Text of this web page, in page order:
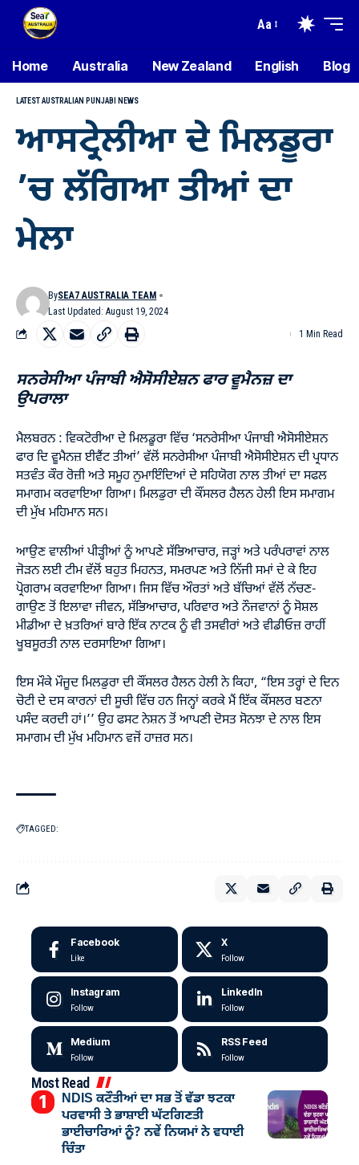
Aa
Home Australia New Zealand English Blog
LATEST AUSTRALIAN PUNJABI NEWS
ਆਸਟ੍ਰੇਲੀਆ ਦੇ ਮਿਲਡੂਰਾ
’ਚ ਲੱਗਿਆ ਤੀਆਂ ਦਾ
ਮੇਲਾ
Last Updated: August 19, 2024
BySEA7 AUSTRALIA TEAM
1 Min Read
ਸਨਰੇਸੀਆ ਪੰਜਾਬੀ ਐਸੋਸੀਏਸ਼ਨ ਫਾਰ ਵੂਮੈਨਜ਼ ਦਾ
ਉਪਰਾਲਾ
ਮੈਲਬਰਨ : ਵਿਕਟੋਰੀਆ ਦੇ ਮਿਲਡੂਰਾ ਵਿੱਚ ‘ਸਨਰੇਸੀਆ ਪੰਜਾਬੀ ਐਸੋਸੀਏਸ਼ਨ
ਫਾਰ ਦਿ ਵੂਮੈਨਜ਼ ਈਵੈਂਟ ਤੀਆਂ’ ਵੱਲੋਂ ਸਨਰੇਸੀਆ ਪੰਜਾਬੀ ਐਸੋਸੀਏਸ਼ਨ ਦੀ ਪ੍ਰਧਾਨ
ਸਤਵੰਤ ਕੌਰ ਰੋਜ਼ੀ ਅਤੇ ਸਮੂਹ ਨੁਮਾਇੰਦਿਆਂ ਦੇ ਸਹਿਯੋਗ ਨਾਲ ਤੀਆਂ ਦਾ ਸਫਲ
ਸਮਾਗਮ ਕਰਵਾਇਆ ਗਿਆ। ਮਿਲਡੁਰਾ ਦੀ ਕੌਂਸਲਰ ਹੈਲਨ ਹੇਲੀ ਇਸ ਸਮਾਗਮ
ਦੀ ਮੁੱਖ ਮਹਿਮਾਨ ਸਨ।
ਆਉਣ ਵਾਲੀਆਂ ਪੀੜ੍ਹੀਆਂ ਨੂੰ ਆਪਣੇ ਸੱਭਿਆਚਾਰ, ਜੜ੍ਹਾਂ ਅਤੇ ਪਰੰਪਰਾਵਾਂ ਨਾਲ
ਜੋੜਨ ਲਈ ਟੀਮ ਵੱਲੋਂ ਬਹੁਤ ਮਿਹਨਤ, ਸਮਰਪਣ ਅਤੇ ਨਿੱਜੀ ਸਮਾਂ ਦੇ ਕੇ ਇਹ
ਪ੍ਰੋਗਰਾਮ ਕਰਵਾਇਆ ਗਿਆ। ਜਿਸ ਵਿੱਚ ਔਰਤਾਂ ਅਤੇ ਬੱਚਿਆਂ ਵੱਲੋਂ ਨੱਚਣ-
ਗਾਉਣ ਤੋਂ ਇਲਾਵਾ ਜੀਵਨ, ਸੱਭਿਆਚਾਰ, ਪਰਿਵਾਰ ਅਤੇ ਨੌਜਵਾਨਾਂ ਨੂੰ ਸੋਸ਼ਲ
ਮੀਡੀਆ ਦੇ ਖ਼ਤਰਿਆਂ ਬਾਰੇ ਇੱਕ ਨਾਟਕ ਨੂੰ ਵੀ ਤਸਵੀਰਾਂ ਅਤੇ ਵੀਡੀਓਜ਼ ਰਾਹੀਂ
ਖੂਬਸੂਰਤੀ ਨਾਲ ਦਰਸਾਇਆ ਗਿਆ।
ਇਸ ਮੌਕੇ ਮੌਜੂਦ ਮਿਲਡੁਰਾ ਦੀ ਕੌਂਸਲਰ ਹੈਲਨ ਹੇਲੀ ਨੇ ਕਿਹਾ, “ਇਸ ਤਰ੍ਹਾਂ ਦੇ ਦਿਨ
ਚੋਟੀ ਦੇ ਦਸ ਕਾਰਨਾਂ ਦੀ ਸੂਚੀ ਵਿੱਚ ਹਨ ਜਿਨ੍ਹਾਂ ਕਰਕੇ ਮੈਂ ਇੱਕ ਕੌਂਸਲਰ ਬਣਨਾ
ਪਸੰਦ ਕਰਦੀ ਹਾਂ।’’ ਉਹ ਫਸਟ ਨੇਸ਼ਨ ਤੋਂ ਆਪਣੀ ਦੋਸਤ ਸੋਨਝਾ ਦੇ ਨਾਲ ਇਸ
ਸਮਾਗਮ ਦੀ ਮੁੱਖ ਮਹਿਮਾਨ ਵਜੋਂ ਹਾਜ਼ਰ ਸਨ।
TAGGED:
Facebook
Like
X
Follow
Instagram
Follow
LinkedIn
Follow
Medium
Follow
RSS Feed
Follow
Most Read
NDIS ਕਟੌਤੀਆਂ ਦਾ ਸਭ ਤੋਂ ਵੱਡਾ ਝਟਕਾ
ਪਰਵਾਸੀ ਤੇ ਭਾਸ਼ਾਈ ਘੱਟਗਿਣਤੀ
ਭਾਈਚਾਰਿਆਂ ਨੂੰ? ਨਵੇਂ ਨਿਯਮਾਂ ਨੇ ਵਧਾਈ
ਚਿੰਤਾ